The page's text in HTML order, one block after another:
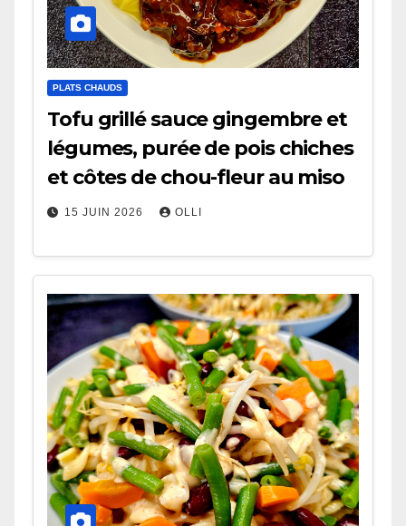
PLATS CHAUDS
Tofu grillé sauce gingembre et
légumes, purée de pois chiches
et côtes de chou-fleur au miso
15 JUIN 2026 OLLI